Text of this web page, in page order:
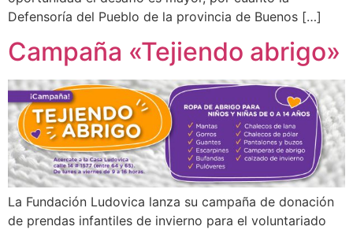
Defensoría del Pueblo de la provincia de Buenos […]
Campaña «Tejiendo abrigo»
La Fundación Ludovica lanza su campaña de donación
de prendas infantiles de invierno para el voluntariado